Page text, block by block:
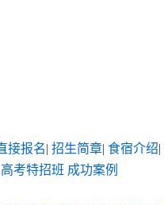
接报名| 招生简章| 食宿介绍|
高考特招班 成功案例